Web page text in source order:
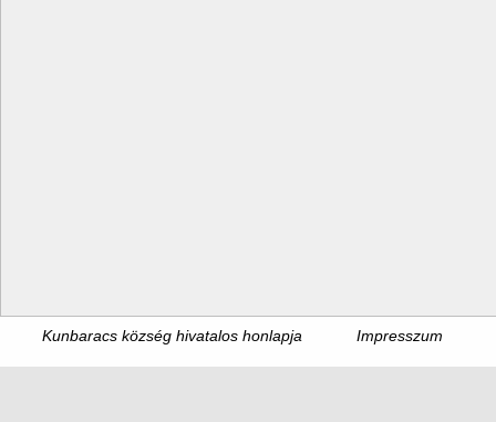
Kunbaracs község hivatalos honlapja Impresszum